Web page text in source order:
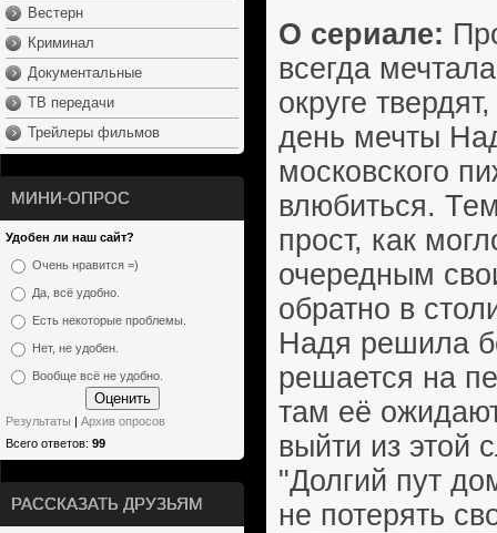
Вестерн
Криминал
Документальные
ТВ передачи
Трейлеры фильмов
МИНИ-ОПРОС
Удобен ли наш сайт?
Очень нравится =)
Да, всё удобно.
Есть некоторые проблемы.
Нет, не удобен.
Вообще всё не удобно.
Результаты
Архив опросов
Всего ответов: 99
РАССКАЗАТЬ ДРУЗЬЯМ
О сериале:
всегда
округе
день мечты
московского
влюбиться.
прост, как
очередным
обратно в
Надя решила
решается на
там её
выйти из этой
"Долгий пут
не потерять